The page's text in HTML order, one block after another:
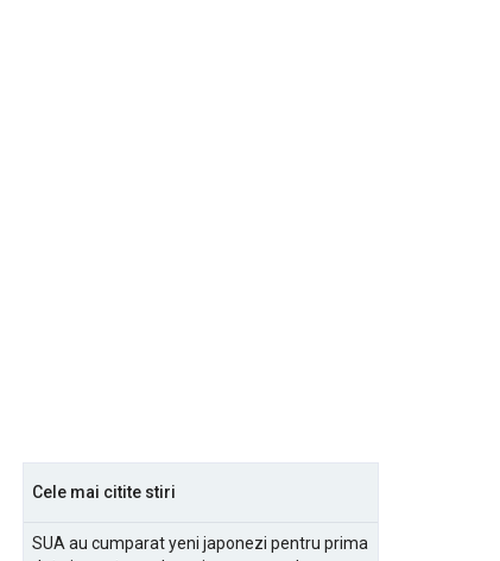
Cele mai citite stiri
SUA au cumparat yeni japonezi pentru prima